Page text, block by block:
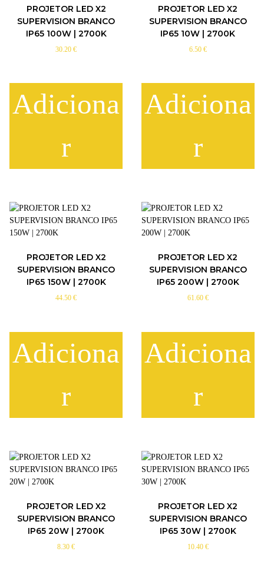
PROJETOR LED X2
SUPERVISION BRANCO
IP65 100W | 2700K
30.20€
Adiciona
r
PROJETOR LED X2
SUPERVISION BRANCO
IP65 10W | 2700K
6.50 €
Adiciona
r
PROJETOR LED X2
SUPERVISION BRANCO
IP65 150W | 2700K
44.50€
Adiciona
r
PROJETOR LED X2
SUPERVISION BRANCO
IP65 200W | 2700K
61.60 €
Adiciona
r
PROJETOR LED X2
SUPERVISION BRANCO
IP65 20W | 2700K
8.30€
PROJETOR LED X2
SUPERVISION BRANCO
IP65 30W | 2700K
10.40 €